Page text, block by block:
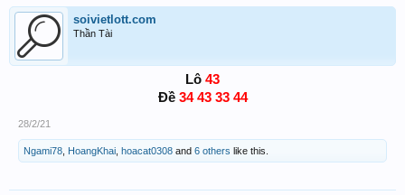
soivietlott.com
Thần Tài
Lô 43
Đề 34 43 33 44
28/2/21
Ngami78 HoangKhai hoacat0308 and 6 others like this.